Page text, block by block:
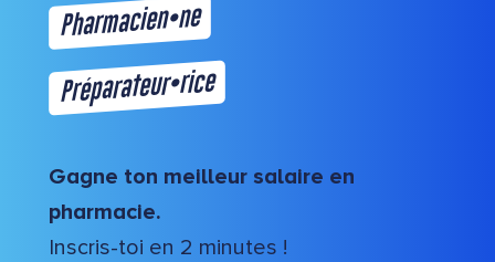
Pharmacien•ne
Préparateur•rice
Gagne ton meilleur salaire en
pharmacie.
Inscris-toi en 2 minutes !